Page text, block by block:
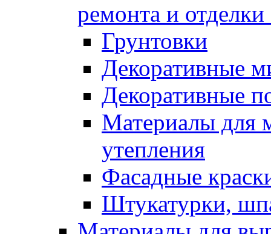
ремонта и отделки
Грунтовки
Декоративные
Декоративные
Материалы для
утепления
Фасадные
Штукатурки,